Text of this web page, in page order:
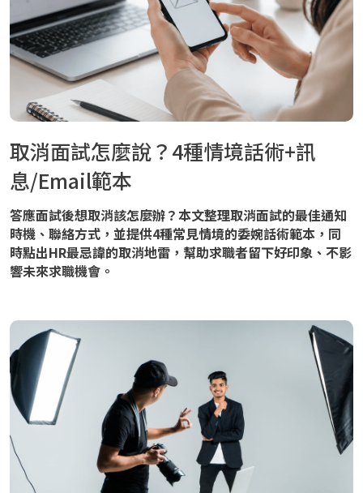
取消面試怎麼說？4種情境話術+訊
息/Email範本
答應面試後想取消該怎麼辦？本文整理取消面試的最佳通知
時機、聯絡方式，並提供4種常見情境的委婉話術範本，同
時點出HR最忌諱的取消地雷，幫助求職者留下好印象、不影
響未來求職機會。